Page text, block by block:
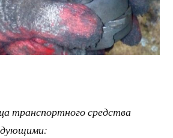
транспортного средства